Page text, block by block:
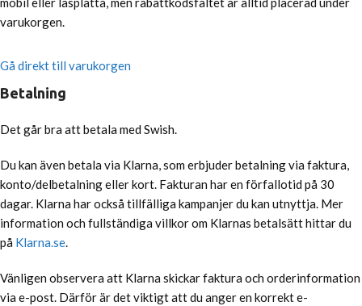
varukorgen.
Gå direkt till varukorgen
Betalning
Det går bra att betala med Swish.
Du kan även betala via Klarna, som erbjuder betalning via faktura,
konto/delbetalning eller kort. Fakturan har en förfallotid på 30
dagar. Klarna har också tillfälliga kampanjer du kan utnyttja. Mer
information och fullständiga villkor om Klarnas betalsätt hittar du
på Klarna.se.
Vänligen observera att Klarna skickar faktura och orderinformation
via e-post. Därför är det viktigt att du anger en korrekt e-